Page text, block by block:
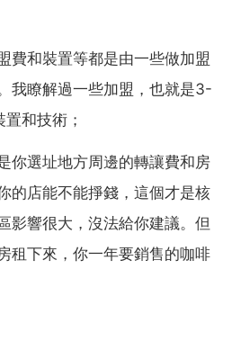
費和裝置等都是由一些做加盟
我瞭解過一些加盟，也就是3-
和技術；
你選址地方周邊的轉讓費和房
的店能不能掙錢，這個才是核
影響很大，沒法給你建議。但
租下來，你一年要銷售的咖啡